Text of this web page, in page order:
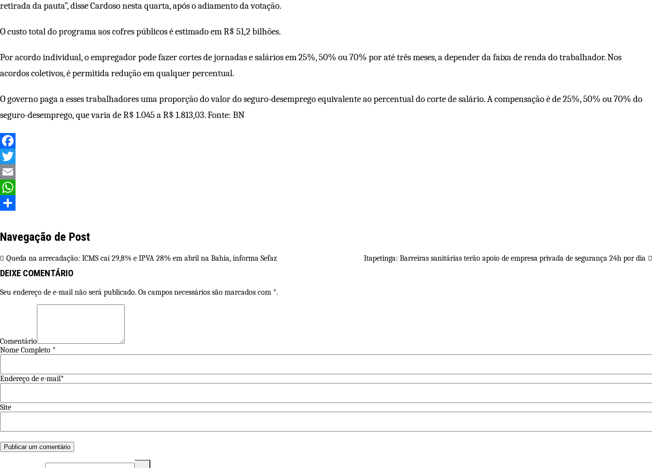
retirada da pauta”, disse Cardoso nesta quarta, após o adiamento da votação.
O custo total do programa aos cofres públicos é estimado em R$ 51,2 bilhões.
Por acordo individual, o empregador pode fazer cortes de jornadas e salários em 25%, 50% ou 70% por até três meses, a depender da faixa de renda do trabalhador. Nos
acordos coletivos, é permitida redução em qualquer percentual.
O governo paga a esses trabalhadores uma proporção do valor do seguro-desemprego equivalente ao percentual do corte de salário. A compensação é de 25%, 50% ou 70% do
seguro-desemprego, que varia de R$ 1.045 a R$ 1.813,03. Fonte: BN
Facebook
Twitter
Email
WhatsApp
Navegação de Post
Queda na arrecadação: ICMS cai 29,8% e IPVA 28% em abril na Bahia, informa Sefaz Itapetinga: Barreiras sanitárias terão apoio de empresa privada de segurança 24h por dia
DEIXE COMENTÁRIO
Seu endereço de e-mail não será publicado. Os campos necessários são marcados com *.
Comentário
Nome Completo *
Endereço de e-mail*
Site